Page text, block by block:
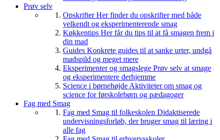
Prøv selv
OpskrifterHer finder du opskrifter med både
velkendt og eksperimenterende smag
Køkkentips Her får du tips til at få smagen frem i
din mad
Guides Konkrete guides til at sanke urter, undgå
madspild og meget mere
Eksperimenter og smagslege Prøv selv at smage
og eksperimentere derhjemme
Science i børnehøjde Aktiviteter om smag og
science for førskolebørn og pædagoger
Fag med Smag
Fag med Smag til folkeskolen Didaktiserede
undervisningsforløb, der bruger smag til læring i
alle fag